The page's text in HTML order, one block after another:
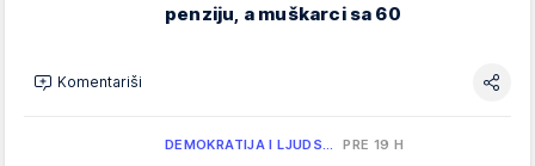
penziju, a muškarci sa 60
Komentariši
DEMOKRATIJA I LJUDS… PRE 19 H